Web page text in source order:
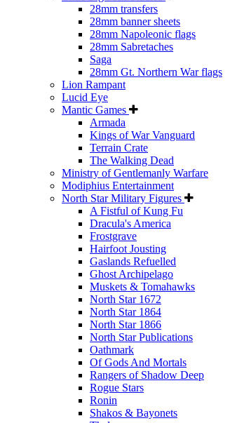
28mm transfers
28mm banner sheets
28mm Napoleonic flags
28mm Sabretaches
Saga
28mm Gt. Northern War flags
Lion Rampant
Lucid Eye
Mantic Games
Armada
Kings of War Vanguard
Terrain Crate
The Walking Dead
Ministry of Gentlemanly Warfare
Modiphius Entertainment
North Star Military Figures
A Fistful of Kung Fu
Dracula's America
Frostgrave
Hairfoot Jousting
Gaslands Refuelled
Ghost Archipelago
Muskets & Tomahawks
North Star 1672
North Star 1864
North Star 1866
North Star Publications
Oathmark
Of Gods And Mortals
Rangers of Shadow Deep
Rogue Stars
Ronin
Shakos & Bayonets